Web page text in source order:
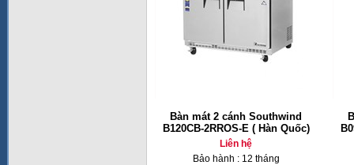
Bàn mát 2 cánh Southwind
B120CB-2RROS-E ( Hàn Quốc)
Liên hệ
Bảo hành : 12 tháng